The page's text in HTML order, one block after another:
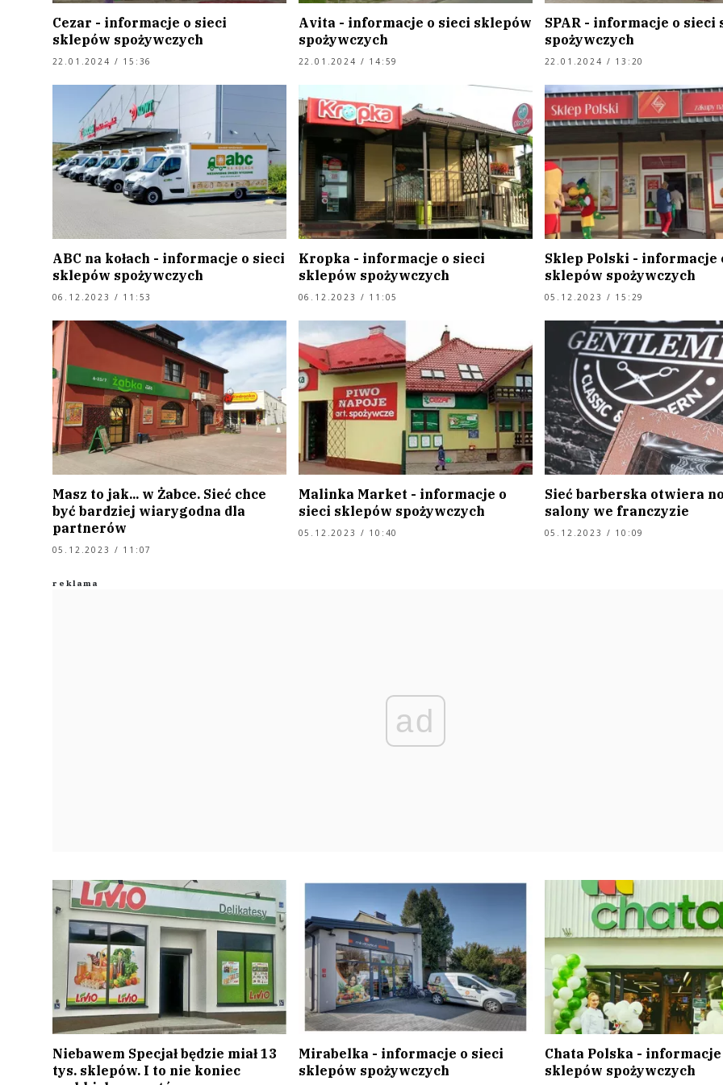
Cezar - informacje o sieci
sklepów spożywczych
22.01.2024 / 15:36
Avita - informacje o sieci sklepów
spożywczych
22.01.2024 / 14:59
SPAR - informacje o sieci
spożywczych
22.01.2024 / 13:20
ABC na kołach - informacje o sieci
sklepów spożywczych
06.12.2023 / 11:53
Kropka - informacje o sieci
sklepów spożywczych
06.12.2023 / 11:05
Sklep Polski - informacje
sklepów spożywczych
05.12.2023 / 15:29
Masz to jak... w Żabce. Sieć chce
być bardziej wiarygodna dla
partnerów
05.12.2023 / 11:07
Malinka Market - informacje o
sieci sklepów spożywczych
05.12.2023 / 10:40
Sieć barberska otwiera
salony we franczyzie
05.12.2023 / 10:09
ad
Niebawem Specjał będzie miał 13
tys. sklepów. I to nie koniec
Mirabelka - informacje o sieci
sklepów spożywczych
Chata Polska -
sklepów spożywczych